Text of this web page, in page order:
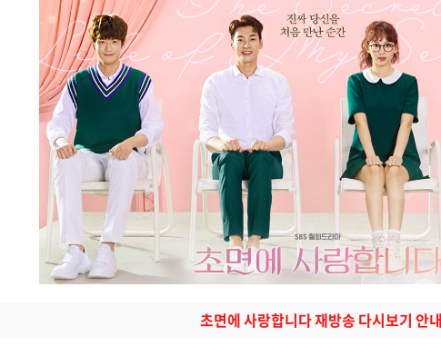
초면에 사랑합니다 재방송 다시보기 안내